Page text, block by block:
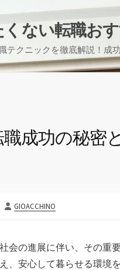
ない転職お
クニックを徹底解説！成
成功の秘密
投
GIOACCHINO
会の進展に伴い、その重
、安心して暮らせる環境